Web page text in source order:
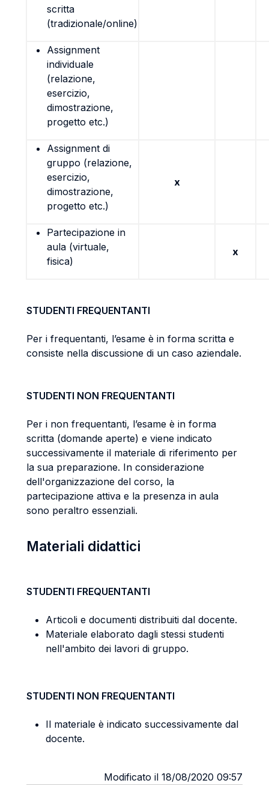
scritta
(tradizionale/online)
Assignment
individuale
(relazione,
esercizio,
dimostrazione,
progetto etc.)
Assignment di
gruppo (relazione,
esercizio,
dimostrazione,
progetto etc.)
x
Partecipazione in
aula (virtuale,
fisica)
x
STUDENTI FREQUENTANTI
Per i frequentanti, l’esame è in forma scritta e
consiste nella discussione di un caso aziendale.
STUDENTI NON FREQUENTANTI
Per i non frequentanti, l’esame è in forma
scritta (domande aperte) e viene indicato
successivamente il materiale di riferimento per
la sua preparazione. In considerazione
dell'organizzazione del corso, la
partecipazione attiva e la presenza in aula
sono peraltro essenziali.
Materiali didattici
STUDENTI FREQUENTANTI
Articoli e documenti distribuiti dal docente.
Materiale elaborato dagli stessi studenti
nell'ambito dei lavori di gruppo.
STUDENTI NON FREQUENTANTI
Il materiale è indicato successivamente dal
docente.
Modificato il 18/08/2020 09:57